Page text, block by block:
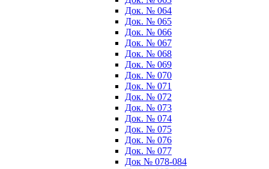
Док. № 064
Док. № 065
Док. № 066
Док. № 067
Док. № 068
Док. № 069
Док. № 070
Док. № 071
Док. № 072
Док. № 073
Док. № 074
Док. № 075
Док. № 076
Док. № 077
Док № 078-084